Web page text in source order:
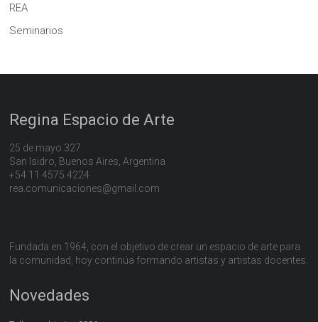
REA
Seminarios
Regina Espacio de Arte
25 de mayo 327
San Isidro, Buenos Aires, Argentina
+54 11 4575.4224
rea.comunicaciones@gmail.com
Fundada en 1964, con el objetivo de crear un espacio de arte para
la comunidad, hoy continúa formando artistas y artistas docentes.
Novedades